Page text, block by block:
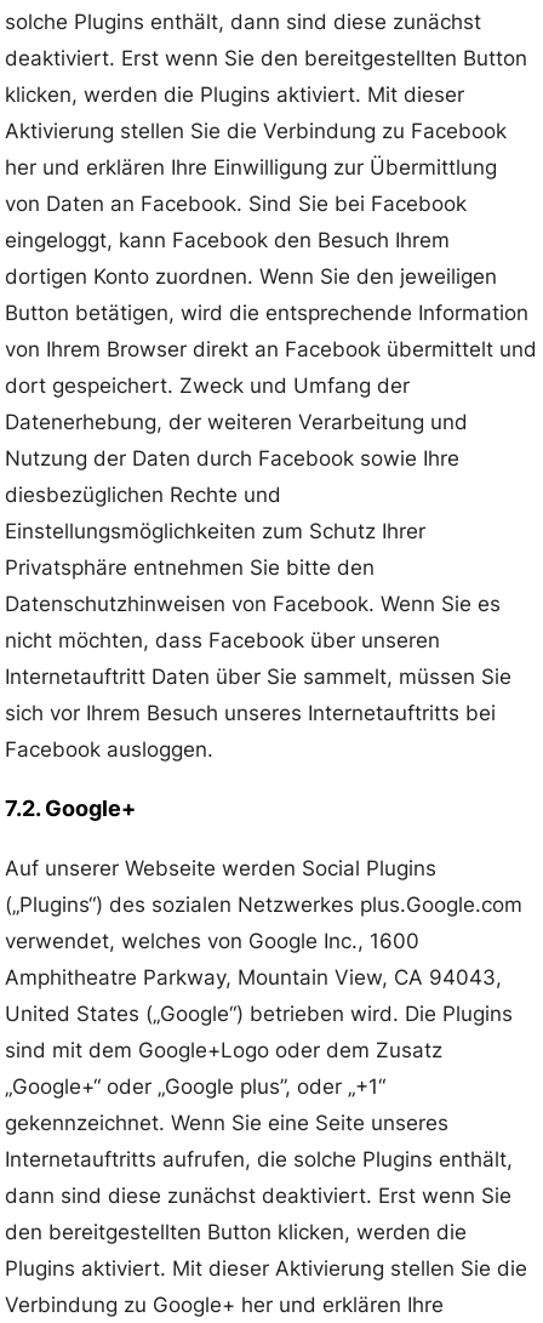
solche Plugins enthält, dann sind diese zunächst
deaktiviert. Erst wenn Sie den bereitgestellten Button
klicken, werden die Plugins aktiviert. Mit dieser
Aktivierung stellen Sie die Verbindung zu Facebook
her und erklären Ihre Einwilligung zur Übermittlung
von Daten an Facebook. Sind Sie bei Facebook
eingeloggt, kann Facebook den Besuch Ihrem
dortigen Konto zuordnen. Wenn Sie den jeweiligen
Button betätigen, wird die entsprechende Information
von Ihrem Browser direkt an Facebook übermittelt und
dort gespeichert. Zweck und Umfang der
Datenerhebung, der weiteren Verarbeitung und
Nutzung der Daten durch Facebook sowie Ihre
diesbezüglichen Rechte und
Einstellungsmöglichkeiten zum Schutz Ihrer
Privatsphäre entnehmen Sie bitte den
Datenschutzhinweisen von Facebook. Wenn Sie es
nicht möchten, dass Facebook über unseren
Internetauftritt Daten über Sie sammelt, müssen Sie
sich vor Ihrem Besuch unseres Internetauftritts bei
Facebook ausloggen.
7.2. Google+
Auf unserer Webseite werden Social Plugins
(„Plugins“) des sozialen Netzwerkes plus.Google.com
verwendet, welches von Google Inc., 1600
Amphitheatre Parkway, Mountain View, CA 94043,
United States („Google“) betrieben wird. Die Plugins
sind mit dem Google+Logo oder dem Zusatz
„Google+“ oder „Google plus”, oder „+1“
gekennzeichnet. Wenn Sie eine Seite unseres
Internetauftritts aufrufen, die solche Plugins enthält,
dann sind diese zunächst deaktiviert. Erst wenn Sie
den bereitgestellten Button klicken, werden die
Plugins aktiviert. Mit dieser Aktivierung stellen Sie die
Verbindung zu Google+ her und erklären Ihre